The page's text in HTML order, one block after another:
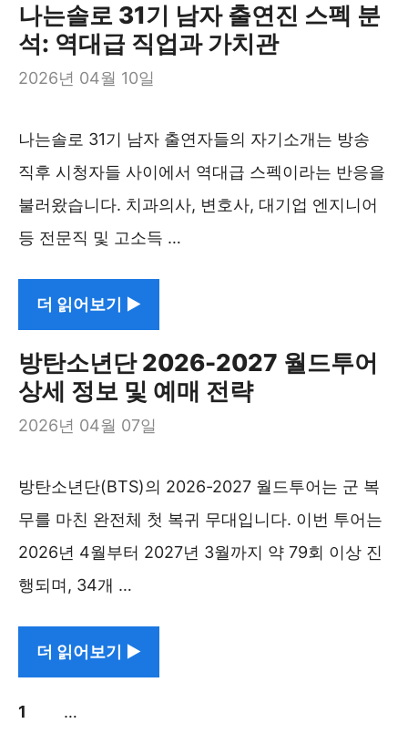
나는솔로 31기 남자 출연진 스펙 분
석: 역대급 직업과 가치관
2026년 04월 10일
나는솔로 31기 남자 출연자들의 자기소개는 방송
직후 시청자들 사이에서 역대급 스펙이라는 반응을
불러왔습니다. 치과의사, 변호사, 대기업 엔지니어
등 전문직 및 고소득 …
더 읽어보기 ▶︎
방탄소년단 2026-2027 월드투어
상세 정보 및 예매 전략
2026년 04월 07일
방탄소년단(BTS)의 2026-2027 월드투어는 군 복
무를 마친 완전체 첫 복귀 무대입니다. 이번 투어는
2026년 4월부터 2027년 3월까지 약 79회 이상 진
행되며, 34개 …
더 읽어보기 ▶︎
페
1 …